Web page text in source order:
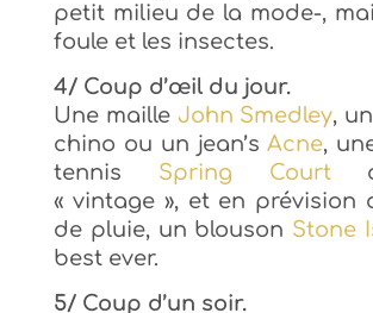
petit milieu de la mode-,
foule et les insectes.
4/ Coup d’œil du jour.
Une maille John Smedley,
chino ou un jean’sAcne,
tennis Spring Court
« vintage », et en prévision
de pluie, un blouson Stone
best ever.
5/ Coup d’un soir.